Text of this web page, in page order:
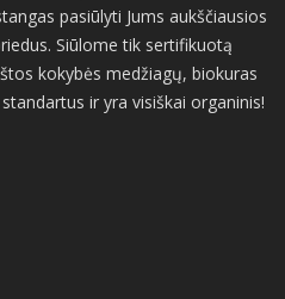
pasiūlyti Jums aukščiausios
Siūlome tik sertifikuotą
kokybės medžiagų, biokuras
ir yra visiškai organinis!